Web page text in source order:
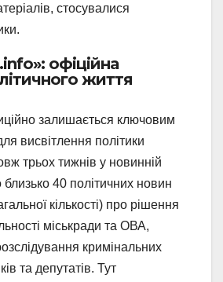
стосувалися
офіційна
життя
залишається ключовим
висвітлення політики
трьох тижнів у новинній
близько 40 політичних новин
кількості) про рішення
міськради та ОВА,
кримінальних
та депутатів. Тут